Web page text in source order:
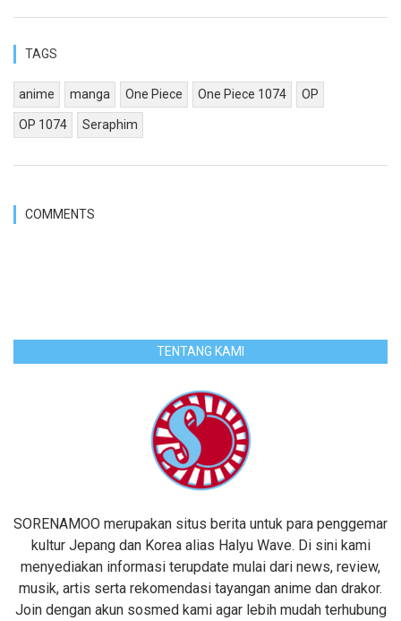
TAGS
anime manga One Piece One Piece 1074 OP
OP 1074 Seraphim
COMMENTS
TENTANG KAMI
SORENAMOO merupakan situs berita untuk para penggemar
kultur Jepang dan Korea alias Halyu Wave. Di sini kami
menyediakan informasi terupdate mulai dari news, review,
musik, artis serta rekomendasi tayangan anime dan drakor.
Join dengan akun sosmed kami agar lebih mudah terhubung